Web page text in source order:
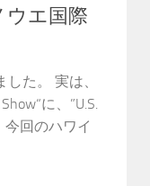
ウエ国際
た。 実は、
に、”U.S.
今回のハワイ